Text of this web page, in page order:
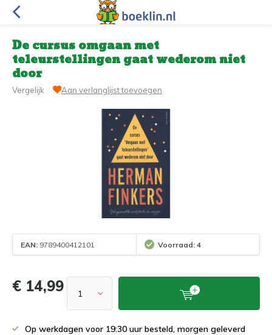
De cursus omgaan met
teleurstellingen gaat wederom niet
door
Vergelijk Aan verlanglijst toevoegen
EAN: 9789400412101 Voorraad: 4
€ 14,99
Op werkdagen voor 19:30 uur besteld, morgen geleverd